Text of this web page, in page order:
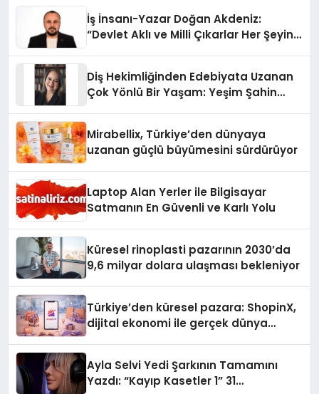
İş İnsanı-Yazar Doğan Akdeniz:
“Devlet Aklı ve Milli Çıkarlar Her Şeyin
Diş Hekimliğinden Edebiyata Uzanan
Çok Yönlü Bir Yaşam: Yeşim Şahin
Mirabellix, Türkiye’den dünyaya
uzanan güçlü büyümesini sürdürüyor
Laptop Alan Yerler ile Bilgisayar
Satmanın En Güvenli ve Karlı Yolu
Küresel rinoplasti pazarının 2030’da
9,6 milyar dolara ulaşması bekleniyor
Türkiye’den küresel pazara: ShopinX,
dijital ekonomi ile gerçek dünya
Ayla Selvi Yedi Şarkının Tamamını
Yazdı: “Kayıp Kasetler 1” 31